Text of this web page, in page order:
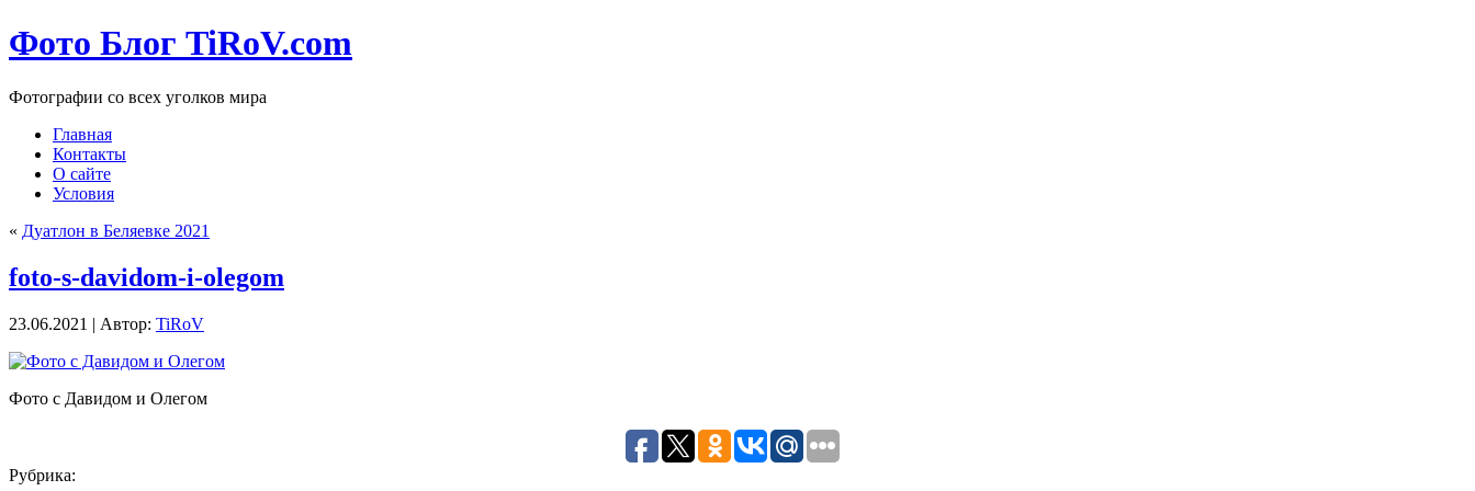
Фото Блог TiRoV.com
Фотографии со всех уголков мира
Главная
Контакты
О сайте
Условия
« Дуатлон в Беляевке 2021
foto-s-davidom-i-olegom
23.06.2021 | Автор: TiRoV
Фото с Давидом и Олегом
Рубрика: